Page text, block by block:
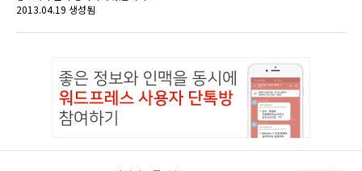
2013.04.19 생성됨